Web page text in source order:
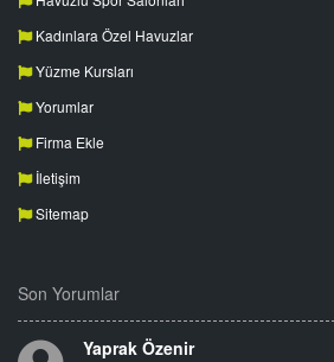
Kadınlara Özel Havuzlar
Yüzme Kursları
Yorumlar
Firma Ekle
İletişim
Sitemap
Son Yorumlar
Yaprak Özenir